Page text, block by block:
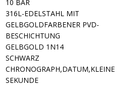
10 BAR
316L-EDELSTAHL MIT
GELBGOLDFARBENER PVD-
BESCHICHTUNG
GELBGOLD 1N14
SCHWARZ
CHRONOGRAPH,DATUM,KLEINE
SEKUNDE